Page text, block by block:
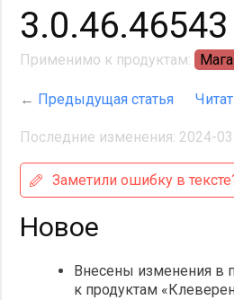
3.0.46.46543
Применимо к продуктам:
← Предыдущая статья
Последние изменения: 2024-
Заметили ошибку в
Новое
Внесены изменения в
к продуктам